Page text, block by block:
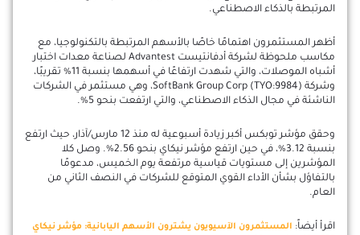
المرتبطة بالذكاء الاصطناعي.
أظهر المستثمرون اهتمامًا خاصًا بالأسهم المرتبطة بالتكنولوجيا، مع
مكاسب ملحوظة لشركة أدفانتيست Advantest لصناعة معدات اختبار
أشباه الموصلات، والتي شهدت ارتفاعًا في أسهمها بنسبة 11% تقريبًا،
وشركة SoftBank Group Corp (TYO:9984)، وهي مستثمر في الشركات
الناشئة في مجال الذكاء الاصطناعي، والتي ارتفعت بنحو 5%.
وحقق مؤشر توبكس أكبر زيادة أسبوعية له منذ 12 مارس/آذار، حيث ارتفع
بنسبة 3.12%، في حين ارتفع مؤشر نيكاي بنحو 2.56%. وصل كلا
المؤشرين إلى مستويات قياسية مرتفعة يوم الخميس، مدعومًا
بالتفاؤل بشأن الأداء القوي المتوقع للشركات في النصف الثاني من
العام.
اقرأ أيضاً: المستثمرون الآسيويون يشترون الأسهم اليابانية: مؤشر نيكاي